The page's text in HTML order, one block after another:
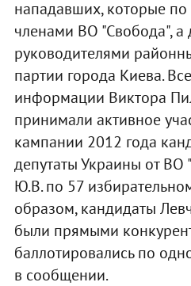
нападавших, которые по
членами ВО "Свобода", а
руководителями
партии города Киева.
информации Виктора
принимали активное
кампании 2012 года
депутаты Украины от ВО
Ю.В. по 57
образом, кандидаты
были прямыми
баллотировались по
в сообщении.